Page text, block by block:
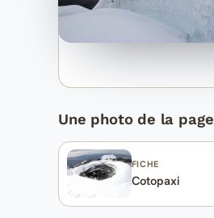
Une photo de la page
FICHE
Cotopaxi